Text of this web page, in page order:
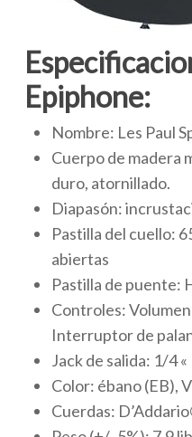
Epiphone:
Nombre: Les Paul
Cuerpo de madera
duro, atornillado.
Diapasón:
Pastilla del cuello:
abiertas
Pastilla de puente:
Controles:
Interruptor de
Jack de salida: 1/4 «
Color: ébano (EB),
Cuerdas: